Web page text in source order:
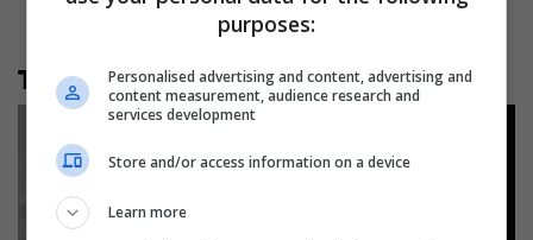
Të tjera nga rubrika
purposes:
Personalised advertising and content, advertising and
content measurement, audience research and
services development
Store and/or access information on a device
Learn more